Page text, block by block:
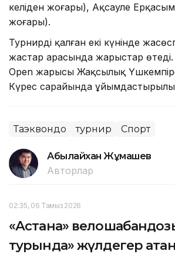
келіден жоғары), Ақсауле
жоғары).
Турнирдің қалған екі күнінде
жастар арасында жарыстар
Open жарысы Жақсылық
Күрес сарайында
Таэквондо турнир Спорт
Абылайхан Жұмашев
Авторлар
02:35, 06 Тамыз 2026
«Астана»
турында» жүлдегер